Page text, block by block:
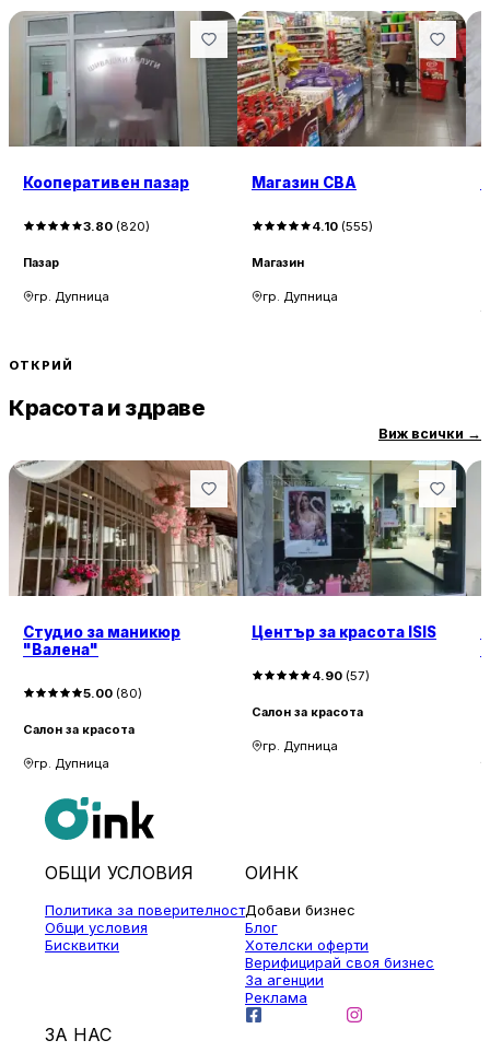
Кооперативен пазар
3.80 (820)
Пазар
гр. Дупница
Магазин CBA
4.10 (555)
Магазин
гр. Дупница
ОТКРИЙ
Красота и здраве
Виж всички →
Студио за маникюр
"Валена"
5.00 (80)
Салон за красота
гр. Дупница
Център за красота ISIS
4.90 (57)
Салон за красота
гр. Дупница
ОБЩИ УСЛОВИЯ
Политика за поверителност
Общи условия
Бисквитки
ОИНК
Добави бизнес
Блог
Хотелски оферти
Верифицирай своя бизнес
За агенции
Реклама
ЗА НАС